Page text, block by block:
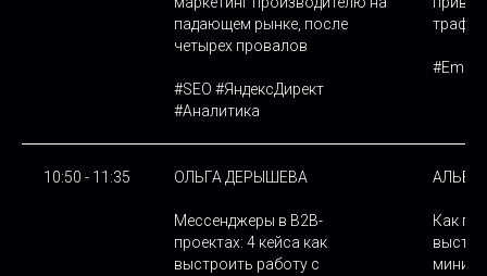
падающем рынке, после
четырех провалов
#SEО #ЯндексДирект
#Аналитика
10:50 - 11:35 ОЛЬГА ДЕРЫШЕВА
Мессенджеры в B2B-
проектах: 4 кейса как
выстроить работу с
Как